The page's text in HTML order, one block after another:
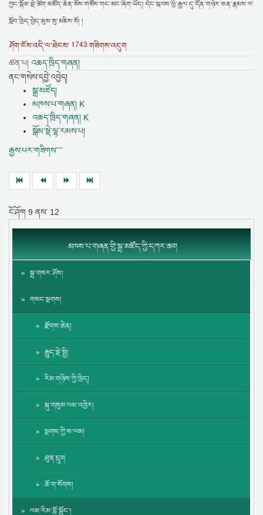
ཀྱང་སྒོམ་སྡེ་ཚིག་མཛོད་ཆེན་མོས་གཙོས་གང་མང་ཞིག་ཡོད། དེང་སྐབས་ཕྱི་རྒྱལ་དུ་དོན་གཉེར་ཅན་རྣམས་ལ་
སློབ་ཁྲིད་བྱེད་མུས་སུ་མཆིས་སོ། །
ཤོག་ངོས་འདི་ལ་ཐེངས་ 1743 གཟིགས་འདུག
ཚན་པ། འཆད་ཁྲིད་གཞན།
ནང་གསེས་དབྱེ་འབྱེད།
སྒྲ་མཛོད།
མཁས་པ་གཞན། K
འཆད་ཁྲིད་གཞན། K
སྒོམ་སྡེ་ལྷ་རམས་པ།
རྒྱས་པར་གཟིགས་་་་
ངོ་ཤོག 9 ནས་ 12
མཁས་པ་གཞན་གྱི་སྒྲ་མཛོད་ཀྱི་དཀར་ཆག
སྒྲ་གསར་ཤོས།
གསང་སྔགས།
རྫོགས་ཆེན།
རྒྱུད་སྡེ་སྤྱི།
རིམ་གཉིས་ཀྱི་ཁྲིད།
སྐུ་གསུམ་ལམ་འཁྱེར།
སྔགས་ཀྱི་ས་ལམ།
ཐུན་དྲུག
ཆོ་ག་སོགས།
ལམ་རིམ་བློ་སྦྱོང་།